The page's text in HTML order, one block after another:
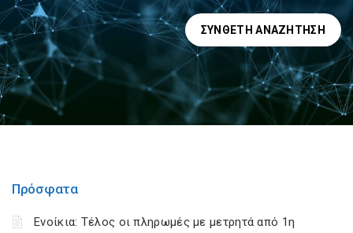
ΣΎΝΘΕΤΗ ΑΝΑΖΉΤΗΣΗ
Πρόσφατα
Ενοίκια: Τέλος οι πληρωμές με μετρητά από 1η